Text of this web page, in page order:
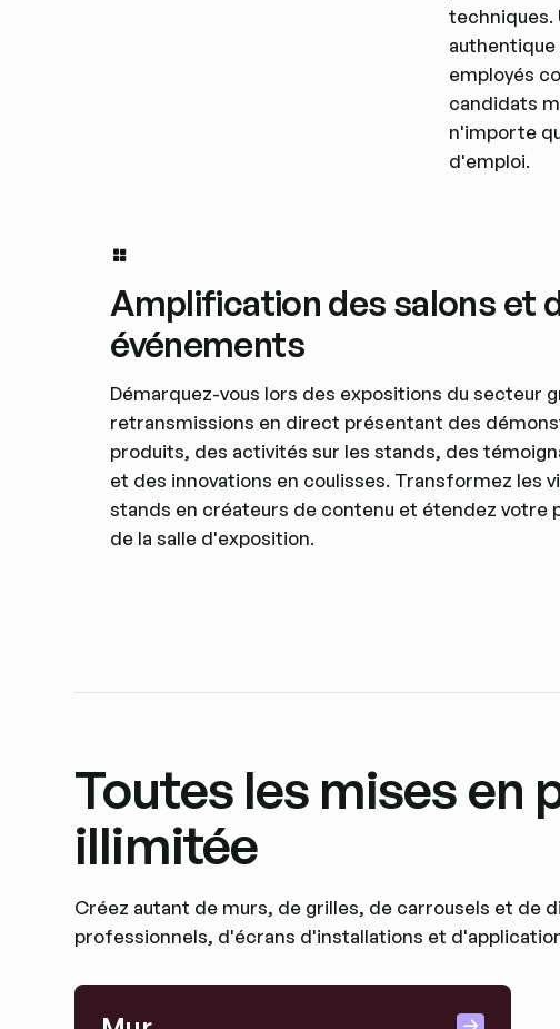
techniques.
employés
candidats
n'importe
d'emploi.
Amplification des salons et
événements
Démarquez-vous lors des expositions du secteur
retransmissions en direct présentant des
produits, des activités sur les stands, des
et des innovations en coulisses. Transformez les
stands en créateurs de contenu et étendez votre
de la salle d'exposition.
Toutes les mises en
illimitée
Créez autant de murs, de grilles, de carrousels et de
professionnels, d'écrans d'installations et